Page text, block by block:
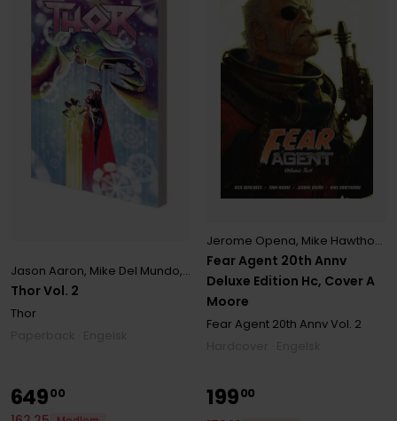
Thor Vol. 2
Jason Aaron, Mike Del Mundo, Tony Moore
Thor
Fear Agent 20th Annv
Deluxe Edition Hc, Cover A
Moore
Jerome Opena, Mike Hawthorne
Fear Agent 20th AnnvVol. 2
64900 19900